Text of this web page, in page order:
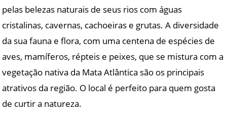
pelas belezas naturais de seus rios com águas
cristalinas, cavernas, cachoeiras e grutas. A diversidade
da sua fauna e flora, com uma centena de espécies de
aves, mamíferos, répteis e peixes, que se mistura com a
vegetação nativa da Mata Atlântica são os principais
atrativos da região. O local é perfeito para quem gosta
de curtir a natureza.